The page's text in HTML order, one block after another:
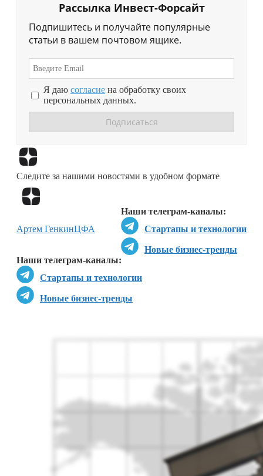
Рассылка Инвест-Форсайт
Подпишитесь и получайте популярные
статьи в вашем почтовом ящике.
Я даю согласие на обработку своих
персональных данных.
Следите за нашими новостями в удобном формате
Наши телеграм-каналы:
Стартапы и технологии
Новые бизнес-тренды
Наши телеграм-каналы:
Стартапы и технологии
Новые бизнес-тренды
Артем ГенкинЦФА